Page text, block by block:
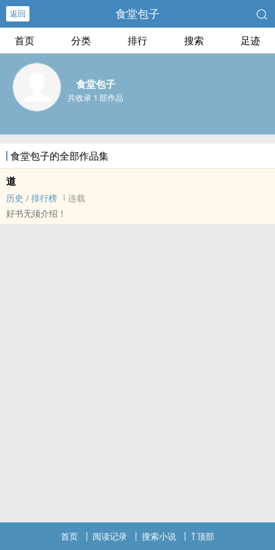
返回 食堂包子
首页 分类 排行 搜索 足迹
食堂包子
共收录 1 部作品
食堂包子的全部作品集
道
历史 / 排行榜
连载
好书无须介绍！
首页 阅读记录 搜索小说 顶部